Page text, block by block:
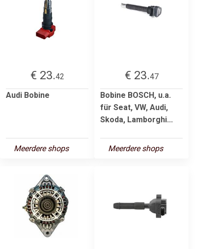
€ 23.42
Audi Bobine
Meerdere shops
€ 23.47
Bobine BOSCH, u.a.
für Seat, VW, Audi,
Skoda, Lamborghi...
Meerdere shops